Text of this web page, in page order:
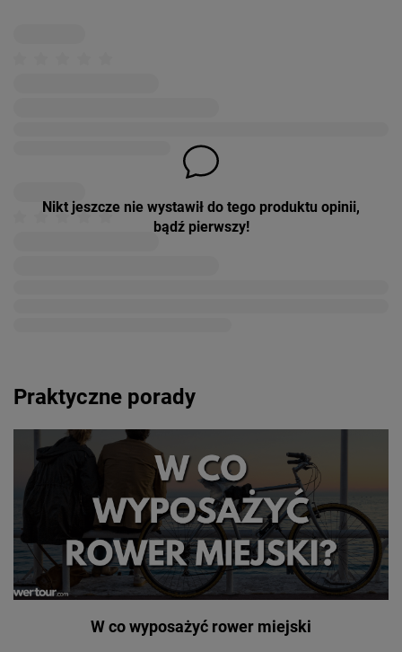
Nikt jeszcze nie wystawił do tego produktu opinii,
bądź pierwszy!
Praktyczne porady
W co wyposażyć rower miejski